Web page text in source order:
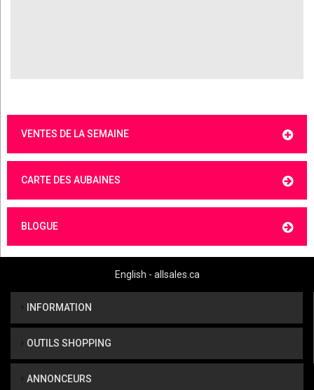
VENTES DE LA SEMAINE
CARTE DES AUBAINES
BLOGUE
English - allsales.ca
INFORMATION
OUTILS SHOPPING
ANNONCEURS